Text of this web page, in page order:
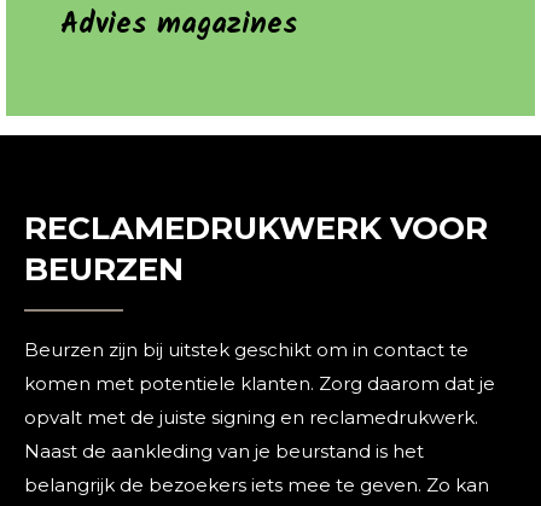
Advies magazines
RECLAMEDRUKWERK VOOR
BEURZEN
Beurzen zijn bij uitstek geschikt om in contact te
komen met potentiele klanten. Zorg daarom dat je
opvalt met de juiste signing en reclamedrukwerk.
Naast de aankleding van je beurstand is het
belangrijk de bezoekers iets mee te geven. Zo kan